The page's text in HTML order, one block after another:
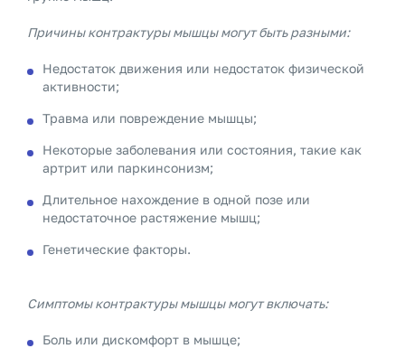
Причины контрактуры мышцы могут быть разными:
Недостаток движения или недостаток физической
активности;
Травма или повреждение мышцы;
Некоторые заболевания или состояния, такие как
артрит или паркинсонизм;
Длительное нахождение в одной позе или
недостаточное растяжение мышц;
Генетические факторы.
Симптомы контрактуры мышцы могут включать:
Боль или дискомфорт в мышце;